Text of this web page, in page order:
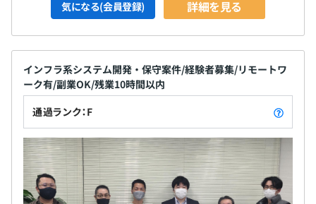
気になる(会員登録) 詳細を見る
インフラ系システム開発・保守案件/経験者募集/リモートワ
ーク有/副業OK/残業10時間以内
通過ランク：F